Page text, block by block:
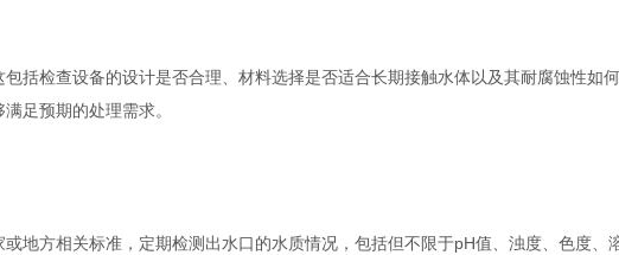
检查设备的设计是否合理、材料选择是否适合长期接触水体以及其耐腐蚀性如
足预期的处理需求。
方相关标准，定期检测出水口的水质情况，包括但不限于pH值、浊度、色度、